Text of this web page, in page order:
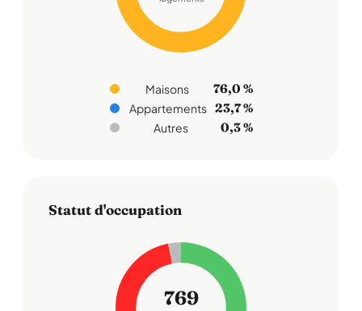
Maisons 76,0 %
Appartements 23,7 %
Autres 0,3 %
Statut d'occupation
769